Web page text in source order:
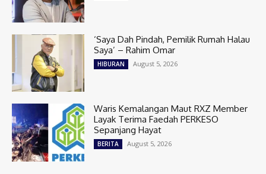
‘Saya Dah Pindah, Pemilik Rumah Halau
Saya’ – Rahim Omar
HIBURAN August 5, 2026
Waris Kemalangan Maut RXZ Member
Layak Terima Faedah PERKESO
Sepanjang Hayat
BERITA August 5, 2026